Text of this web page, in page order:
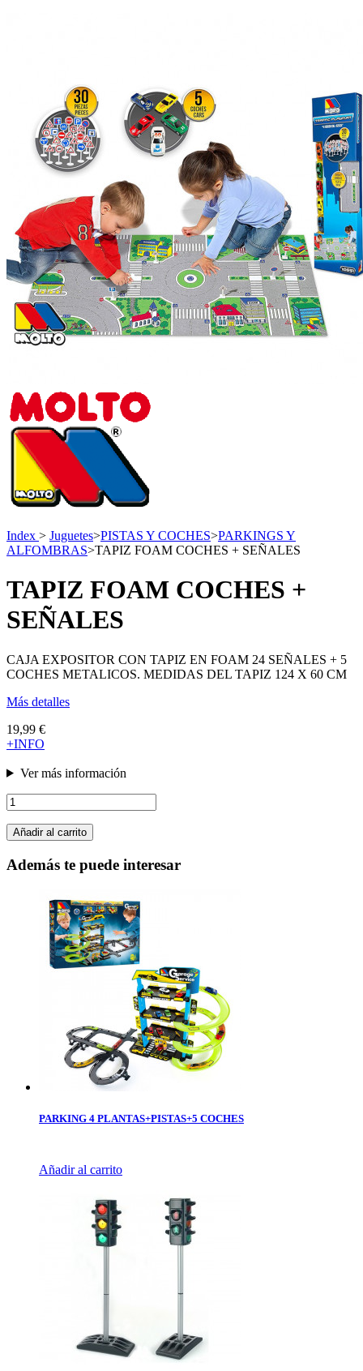
Index > Juguetes>PISTAS Y COCHES>PARKINGS Y
ALFOMBRAS>TAPIZ FOAM COCHES + SEÑALES
TAPIZ FOAM COCHES +
SEÑALES
CAJA EXPOSITOR CON TAPIZ EN FOAM 24 SEÑALES + 5
COCHES METALICOS. MEDIDAS DEL TAPIZ 124 X 60 CM
Más detalles
19,99 €
+INFO
Ver más información
Añadir al carrito
Además te puede interesar
PARKING 4 PLANTAS+PISTAS+5 COCHES
Añadir al carrito